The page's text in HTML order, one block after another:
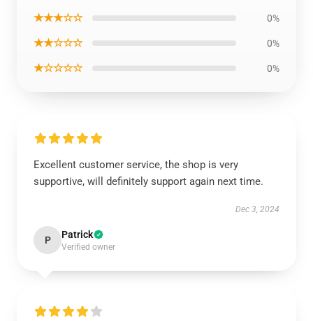
★★★☆☆ 0%
★★☆☆☆ 0%
★☆☆☆☆ 0%
Excellent customer service, the shop is very
supportive, will definitely support again next time.
Dec 3, 2024
P Patrick
Verified owner